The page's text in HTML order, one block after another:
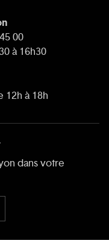
00
à 16h30
12h à 18h
dans votre